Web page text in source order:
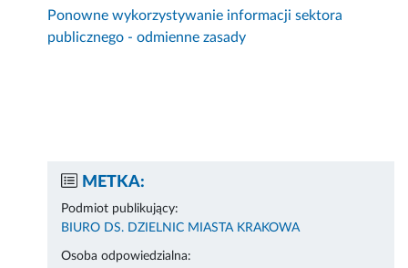
Ponowne wykorzystywanie informacji sektora
publicznego - odmienne zasady
METKA:
Podmiot publikujący:
BIURO DS. DZIELNIC MIASTA KRAKOWA
Osoba odpowiedzialna: